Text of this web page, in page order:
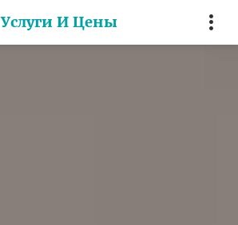
Услуги И Цены